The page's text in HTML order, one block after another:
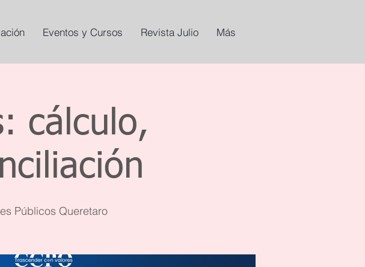
Eventos y Cursos Revista Julio Más
cálculo,
Públicos Queretaro